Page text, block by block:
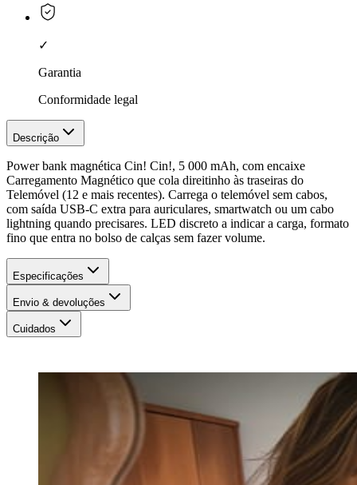
✓
Garantia
Conformidade legal
Descrição
Power bank magnética Cin! Cin!, 5 000 mAh, com encaixe
Carregamento Magnético que cola direitinho às traseiras do
Telemóvel (12 e mais recentes). Carrega o telemóvel sem cabos,
com saída USB-C extra para auriculares, smartwatch ou um cabo
lightning quando precisares. LED discreto a indicar a carga, formato
fino que entra no bolso de calças sem fazer volume.
Especificações
Envio & devoluções
Cuidados